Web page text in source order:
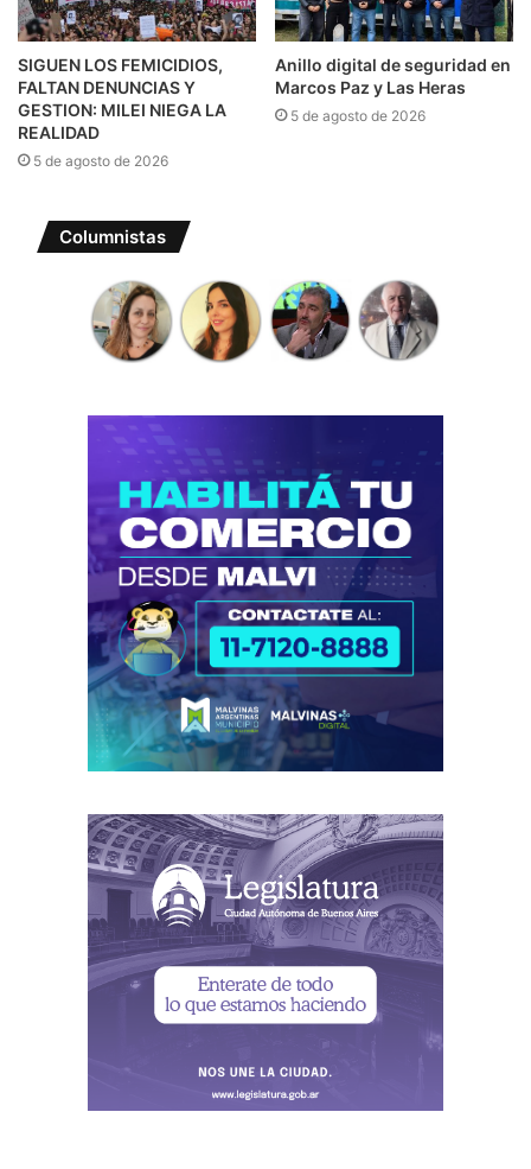
SIGUEN LOS FEMICIDIOS,
FALTAN DENUNCIAS Y
GESTION: MILEI NIEGA LA
REALIDAD
5 de agosto de 2026
Anillo digital de seguridad en
Marcos Paz y Las Heras
5 de agosto de 2026
Columnistas